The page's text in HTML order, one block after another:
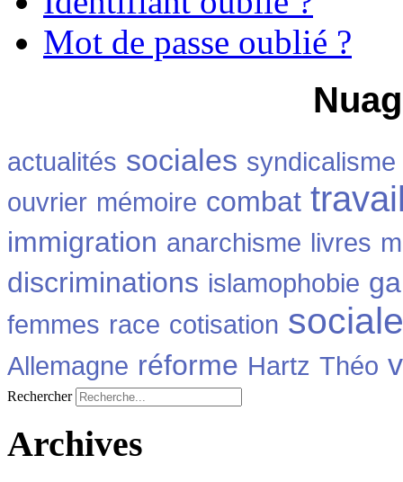
Mot de passe oublié ?
actualités sociales syndicalisme
ouvrier mémoire combat
immigration anarchisme livres
discriminations islamophobie
femmes race cotisation sociale
Allemagne réforme Hartz Théo
Rechercher
Archives